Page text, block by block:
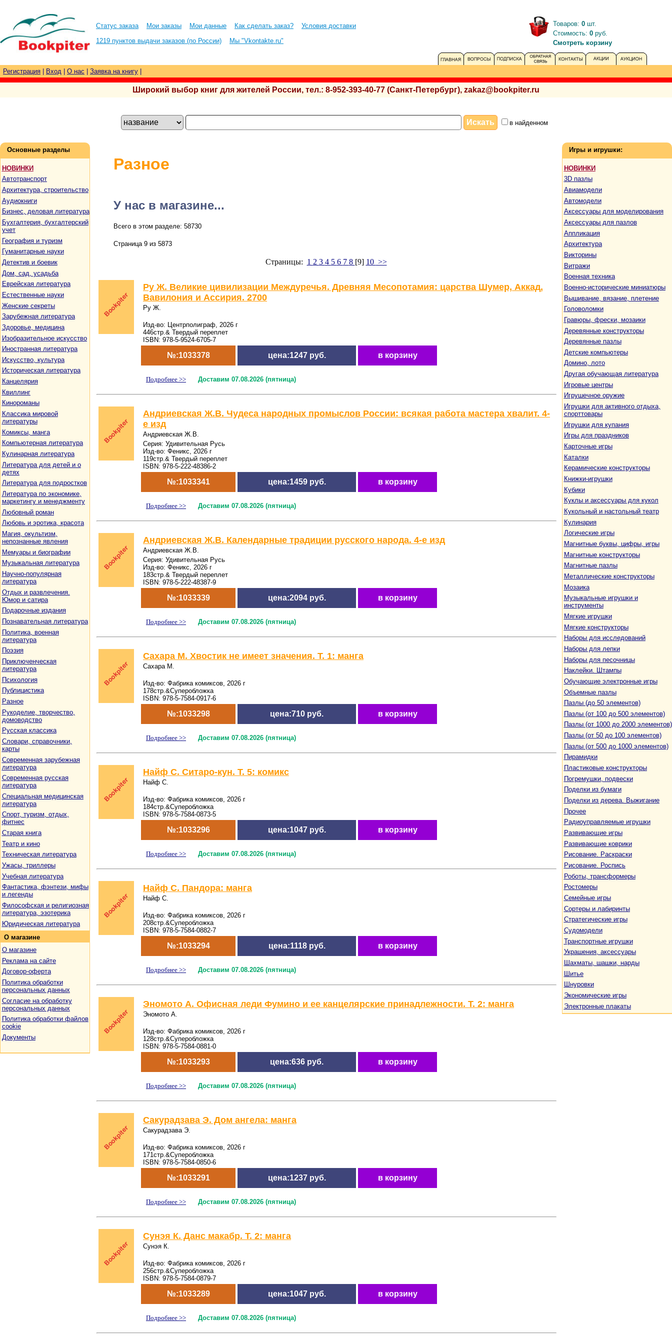
Статус заказа Мои заказы Мои данные Как сделать заказ?
Условия доставки
1219 пунктов выдачи заказов (по России)
Мы "Vkontakte.ru"
Товаров: 0 шт.
Стоимость: 0 руб.
Смотреть корзину
Регистрация Вход О нас Заявка на книгу
Широкий выбор книг для жителей России, тел.: 8-952-393-40-77 (Санкт-Петербург), zakaz@bookpiter.ru
в найденном
Основные разделы
НОВИНКИ
Автотранспорт
Архитектура, строительство
Аудиокниги
Бизнес, деловая литература
Бухгалтерия, бухгалтерский
учет
География и туризм
Гуманитарные науки
Детектив и боевик
Дом, сад, усадьба
Еврейская литература
Естественные науки
Женские секреты
Зарубежная литература
Здоровье, медицина
Изобразительное искусство
Иностранная литература
Искусство, культура
Историческая литература
Канцелярия
Квиллинг
Кинороманы
Классика мировой
литературы
Комиксы, манга
Компьютерная литература
Кулинарная литература
Литература для детей и о
детях
Литература для подростков
Литература по экономике,
маркетингу и менеджменту
Любовный роман
Любовь и эротика, красота
Магия, окультизм,
непознанные явления
Мемуары и биографии
Музыкальная литература
Научно-популярная
литература
Отдых и развлечения.
Юмор и сатира
Подарочные издания
Познавательная литература
Политика, военная
литература
Поэзия
Приключенческая
литература
Психология
Публицистика
Разное
Рукоделие, творчество,
домоводство
Русская классика
Словари, справочники,
карты
Современная зарубежная
литература
Современная русская
литература
Специальная медицинская
литература
Спорт, туризм, отдых,
фитнес
Старая книга
Театр и кино
Техническая литература
Ужасы, триллеры
Учебная литература
Фантастика, фэнтези, мифы
и легенды
Философская и религиозная
литература, эзотерика
Юридическая литература
О магазине
О магазине
Реклама на сайте
Договор-оферта
Политика обработки
персональных данных
Согласие на обработку
персональных данных
Политика обработки файлов
cookie
Документы
Разное
У нас в магазине...
Всего в этом разделе: 58730
Страница 9 из 5873
Страницы: 1 2 3 4 5 6 7 8 [9] 10 >>
Ру Ж. Великие цивилизации Междуречья. Древняя Месопотамия: царства Шумер, Аккад,
Вавилония и Ассирия. 2700
Ру Ж.
Изд-во: Центрполиграф, 2026 г
446стр.& Твердый переплет
ISBN: 978-5-9524-6705-7
№:1033378 цена:1247 руб. в корзину
Подробнее >> Доставим 07.08.2026 (пятница)
Андриевская Ж.В. Чудеса народных промыслов России: всякая работа мастера хвалит. 4-
е изд
Андриевская Ж.В.
Серия: Удивительная Русь
Изд-во: Феникс, 2026 г
119стр.& Твердый переплет
ISBN: 978-5-222-48386-2
№:1033341 цена:1459 руб. в корзину
Подробнее >> Доставим 07.08.2026 (пятница)
Андриевская Ж.В. Календарные традиции русского народа. 4-е изд
Андриевская Ж.В.
Серия: Удивительная Русь
Изд-во: Феникс, 2026 г
183стр.& Твердый переплет
ISBN: 978-5-222-48387-9
№:1033339 цена:2094 руб. в корзину
Подробнее >> Доставим 07.08.2026 (пятница)
Сахара М. Хвостик не имеет значения. Т. 1: манга
Сахара М.
Изд-во: Фабрика комиксов, 2026 г
178стр.&Суперобложка
ISBN: 978-5-7584-0917-6
№:1033298 цена:710 руб. в корзину
Подробнее >> Доставим 07.08.2026 (пятница)
Найф С. Ситаро-кун. Т. 5: комикс
Найф С.
Изд-во: Фабрика комиксов, 2026 г
184стр.&Суперобложка
ISBN: 978-5-7584-0873-5
№:1033296 цена:1047 руб. в корзину
Подробнее >> Доставим 07.08.2026 (пятница)
Найф С. Пандора: манга
Найф С.
Изд-во: Фабрика комиксов, 2026 г
208стр.&Суперобложка
ISBN: 978-5-7584-0882-7
№:1033294 цена:1118 руб. в корзину
Подробнее >> Доставим 07.08.2026 (пятница)
Эномото А. Офисная леди Фумино и ее канцелярские принадлежности. Т. 2: манга
Эномото А.
Изд-во: Фабрика комиксов, 2026 г
128стр.&Суперобложка
ISBN: 978-5-7584-0881-0
№:1033293 цена:636 руб. в корзину
Подробнее >> Доставим 07.08.2026 (пятница)
Сакурадзава Э. Дом ангела: манга
Сакурадзава Э.
Изд-во: Фабрика комиксов, 2026 г
171стр.&Суперобложка
ISBN: 978-5-7584-0850-6
№:1033291 цена:1237 руб. в корзину
Подробнее >> Доставим 07.08.2026 (пятница)
Сунэя К. Данс макабр. Т. 2: манга
Сунэя К.
Изд-во: Фабрика комиксов, 2026 г
256стр.&Суперобложка
ISBN: 978-5-7584-0879-7
№:1033289 цена:1047 руб. в корзину
Подробнее >> Доставим 07.08.2026 (пятница)
Игры и игрушки:
НОВИНКИ
3D пазлы
Авиамодели
Автомодели
Аксессуары для моделирования
Аксессуары для пазлов
Аппликация
Архитектура
Викторины
Витражи
Военная техника
Военно-исторические миниатюры
Вышивание, вязание, плетение
Головоломки
Гравюры, фрески, мозаики
Деревянные конструкторы
Деревянные пазлы
Детские компьютеры
Домино, лото
Другая обучающая литература
Игровые центры
Игрушечное оружие
Игрушки для активного отдыха,
спорттовары
Игрушки для купания
Игры для праздников
Карточные игры
Каталки
Керамические конструкторы
Книжки-игрушки
Кубики
Куклы и аксессуары для кукол
Кукольный и настольный театр
Кулинария
Логические игры
Магнитные буквы, цифры, игры
Магнитные конструкторы
Магнитные пазлы
Металлические конструкторы
Мозаика
Музыкальные игрушки и
инструменты
Мягкие игрушки
Мягкие конструкторы
Наборы для исследований
Наборы для лепки
Наборы для песочницы
Наклейки. Штампы
Обучающие электронные игры
Объемные пазлы
Пазлы (до 50 элементов)
Пазлы (от 100 до 500 элементов)
Пазлы (от 1000 до 2000 элементов)
Пазлы (от 50 до 100 элементов)
Пазлы (от 500 до 1000 элементов)
Пирамидки
Пластиковые конструкторы
Погремушки, подвески
Поделки из бумаги
Поделки из дерева. Выжигание
Прочее
Радиоуправляемые игрушки
Развивающие игры
Развивающие коврики
Рисование. Раскраски
Рисование. Роспись
Роботы, трансформеры
Ростомеры
Семейные игры
Сортеры и лабиринты
Стратегические игры
Судомодели
Транспортные игрушки
Украшения, аксессуары
Шахматы, шашки, нарды
Шитье
Шнуровки
Экономические игры
Электронные плакаты